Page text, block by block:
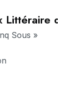
Littéraire
Sous »